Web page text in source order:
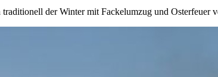
der Winter mit Fackelumzug und Osterfeuer